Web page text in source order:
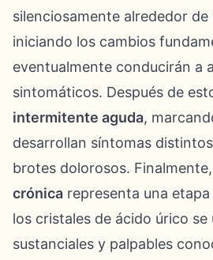
silenciosamente alrededor
iniciando los cambios
eventualmente conducirán a
sintomáticos. Después de
intermitente aguda,
desarrollan síntomas
brotes dolorosos.
crónica representa una
los cristales de ácido úrico
sustanciales y palpables